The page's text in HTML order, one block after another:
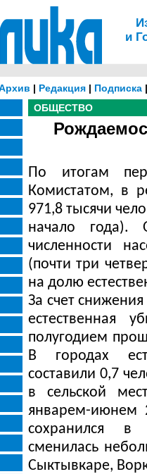
и
| Редакция | Подписка
ОБЩЕСТВО
По итогам
Комистатом, в
971,8 тысячи
начало года).
численности
(почти три
на долю
За счет
естественная
полугодием
В городах
составили 0,7
в сельской
январем-июнем
сохранился в
сменилась
Сыктывкаре,